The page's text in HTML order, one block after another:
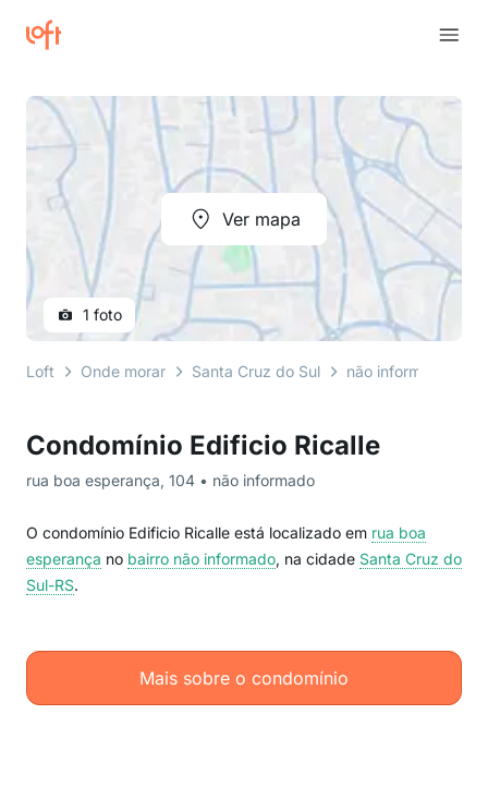
Condomínio Edificio Ricalle
rua boa esperança, 104 • não informado
O condomínio Edificio Ricalle está localizado em rua boa
esperança no bairro não informado, na cidade Santa Cruz do
Sul-RS.
Mais sobre o condomínio
Ver mapa
1 foto
Loft Onde morar Santa Cruz do Sul não informado